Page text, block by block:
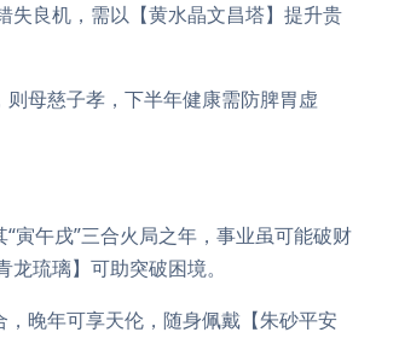
失良机，需以【黄水晶文昌塔】提升贵
则母慈子孝，下半年健康需防脾胃虚
寅午戌”三合火局之年，事业虽可能破财
琉璃】可助突破困境。
，晚年可享天伦，随身佩戴【朱砂平安